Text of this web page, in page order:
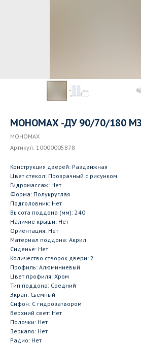
МОНОМАХ -ДУ 90/70/180 МЗ
МОНОМАХ
Артикул: 10000005878
Конструкция дверей: Раздвижная
Цвет стекол: Прозрачный с рисунком
Гидромассаж: Нет
Форма: Полукруглая
Подголовник: Нет
Высота поддона (мм): 240
Наличие крыши: Нет
Ориентация: Нет
Материал поддона: Акрил
Сиденье: Нет
Количество створок двери: 2
Профиль: Алюминиевый
Цвет профиля: Хром
Тип поддона: Средний
Экран: Съемный
Сифон: С гидрозатвором
Верхний свет: Нет
Полочки: Нет
Зеркало: Нет
Радио: Нет